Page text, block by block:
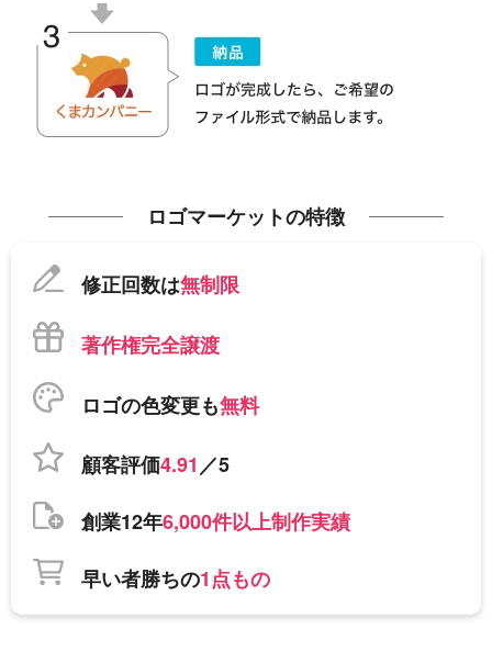
ロゴマーケットの特徴
修正回数は無制限
著作権完全譲渡
ロゴの色変更も無料
顧客評価4.91／5
創業12年6,000件以上制作実績
早い者勝ちの1点もの